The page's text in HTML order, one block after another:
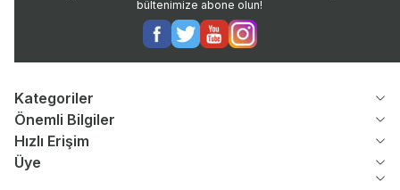
bültenimize abone olun!
Facebook
TwitterYoutubeInstagram
Kategoriler
Önemli Bilgiler
Hızlı Erişim
Üye